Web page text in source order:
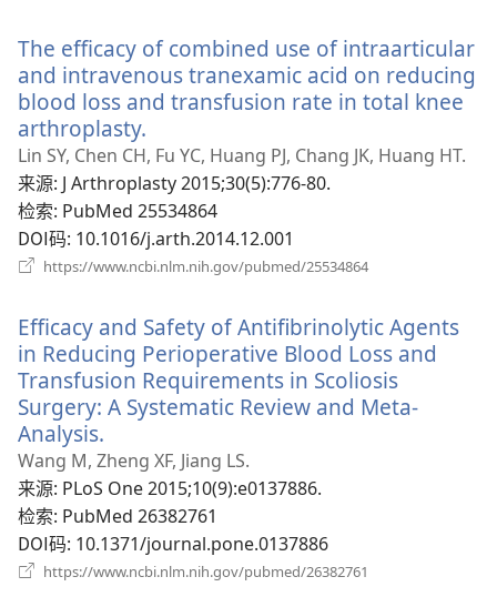
窗
口）
The efficacy of combined use of intraarticular
and intravenous tranexamic acid on reducing
blood loss and transfusion rate in total knee
arthroplasty.
开
新
窗
口）
Lin SY, Chen CH, Fu YC, Huang PJ, Chang JK, Huang HT.
来源‎: J Arthroplasty 2015;30(5):776-80.
检索‎: PubMed 25534864
DOI码‎: 10.1016/j.arth.2014.12.001
https://www.ncbi.nlm.nih.gov/pubmed/25534864
窗
口）
Efficacy and Safety of Antifibrinolytic Agents
in Reducing Perioperative Blood Loss and
Transfusion Requirements in Scoliosis
Surgery: A Systematic Review and Meta-
Analysis.
开
新
窗
口）
Wang M, Zheng XF, Jiang LS.
来源‎: PLoS One 2015;10(9):e0137886.
检索‎: PubMed 26382761
DOI码‎: 10.1371/journal.pone.0137886
https://www.ncbi.nlm.nih.gov/pubmed/26382761